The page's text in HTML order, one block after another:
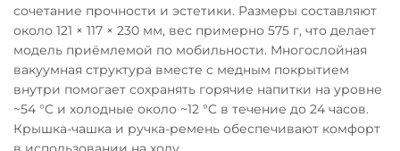
сочетание прочности и эстетики. Размеры составляют
около 121 × 117 × 230 мм, вес примерно 575 г, что делает
модель приёмлемой по мобильности. Многослойная
вакуумная структура вместе с медным покрытием
внутри помогает сохранять горячие напитки на уровне
~54 °C и холодные около ~12 °C в течение до 24 часов.
Крышка-чашка и ручка-ремень обеспечивают комфорт